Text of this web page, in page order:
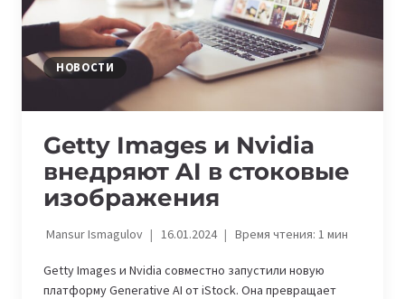
НОВОСТИ
Getty Images и Nvidia
внедряют AI в стоковые
изображения
Mansur Ismagulov 16.01.2024 Время чтения: 1мин
Getty Images и Nvidia совместно запустили новую
платформу Generative AI от iStock. Она превращает